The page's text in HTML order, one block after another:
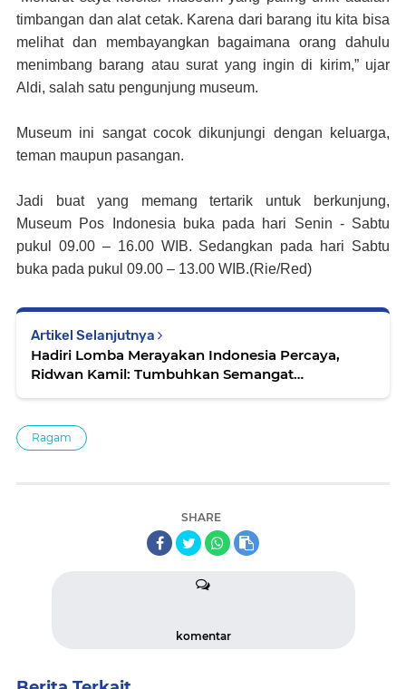
timbangan dan alat cetak. Karena dari barang itu kita bisa
melihat dan membayangkan bagaimana orang dahulu
menimbang barang atau surat yang ingin di kirim,” ujar
Aldi, salah satu pengunjung museum.
Museum ini sangat cocok dikunjungi dengan keluarga,
teman maupun pasangan.
Jadi buat yang memang tertarik untuk berkunjung,
Museum Pos Indonesia buka pada hari Senin - Sabtu
pukul 09.00 – 16.00 WIB. Sedangkan pada hari Sabtu
buka pada pukul 09.00 – 13.00 WIB.(Rie/Red)
Artikel Selanjutnya
Hadiri Lomba Merayakan Indonesia Percaya,
Ridwan Kamil: Tumbuhkan Semangat
Ragam
SHARE
komentar